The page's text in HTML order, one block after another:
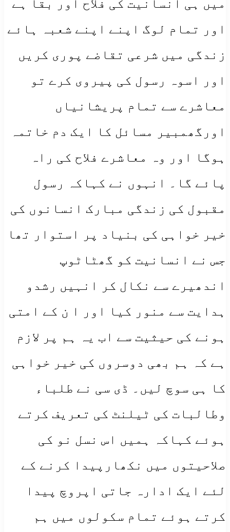
میں ہی انسانیت کی فلاح اور بقا ہے
اور تمام لوگ اپنے اپنے شعبہ ہائے
زندگی میں شرعی تقاضے پوری کریں
اور اسوہ رسول کی پیروی کرے تو
معاشرے سے تمام پریشانیاں
اورگھمبیر مسائل کا ایک دم خاتمہ
ہوگا اور وہ معاشرے فلاح کی راہ
پائے گا۔ انہوں نے کہاکہ رسول
مقبول کی زندگی مبارک انسانوں کی
خیر خواہی کی بنیاد پر استوار تھا
جس نے انسانیت کو گھٹاٹوپ
اندھیرے سے نکال کر انہیں رشدو
ہدایت سے منور کیا اور ا ن کے امتی
ہونے کی حیثیت سے اب یہ ہم پر لازم
ہے کہ ہم بھی دوسروں کی خیر خواہی
کا ہی سوچ لیں۔ ڈی سی نے طلباء
وطالبات کی ٹیلنٹ کی تعریف کرتے
ہوئے کہاکہ ہمیں اس نسل نو کی
صلاحیتوں میں نکھارپیدا کرنے کے
لئے ایک ادارہ جاتی اپروچ پیدا
کرتے ہوئے تمام سکولوں میں ہم